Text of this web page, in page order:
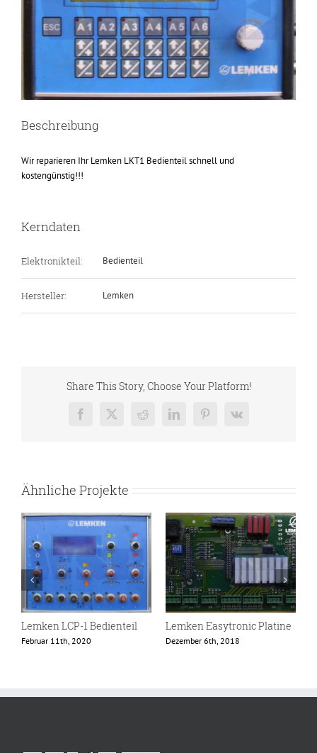
Beschreibung
Wir reparieren Ihr Lemken LKT1 Bedienteil schnell und
kostengünstig!!!
Kerndaten
Elektronikteil: Bedienteil
Hersteller: Lemken
Share This Story, Choose Your Platform!
Facebook
X RedditLinkedInPinterest
Vk
Ähnliche Projekte
Lemken LCP-1 Bedienteil
Februar 11th, 2020
Lemken Easytronic Platine
Dezember 6th, 2018